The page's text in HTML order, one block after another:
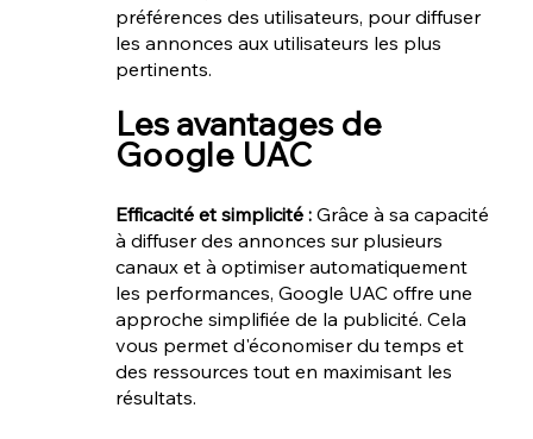
préférences des utilisateurs, pour diffuser
les annonces aux utilisateurs les plus
pertinents.
Les avantages de
Google UAC
Efficacité et simplicité : Grâce à sa capacité
à diffuser des annonces sur plusieurs
canaux et à optimiser automatiquement
les performances, Google UAC offre une
approche simplifiée de la publicité. Cela
vous permet d'économiser du temps et
des ressources tout en maximisant les
résultats.